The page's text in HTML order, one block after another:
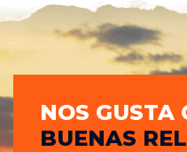
NOS GUSTA
BUENAS